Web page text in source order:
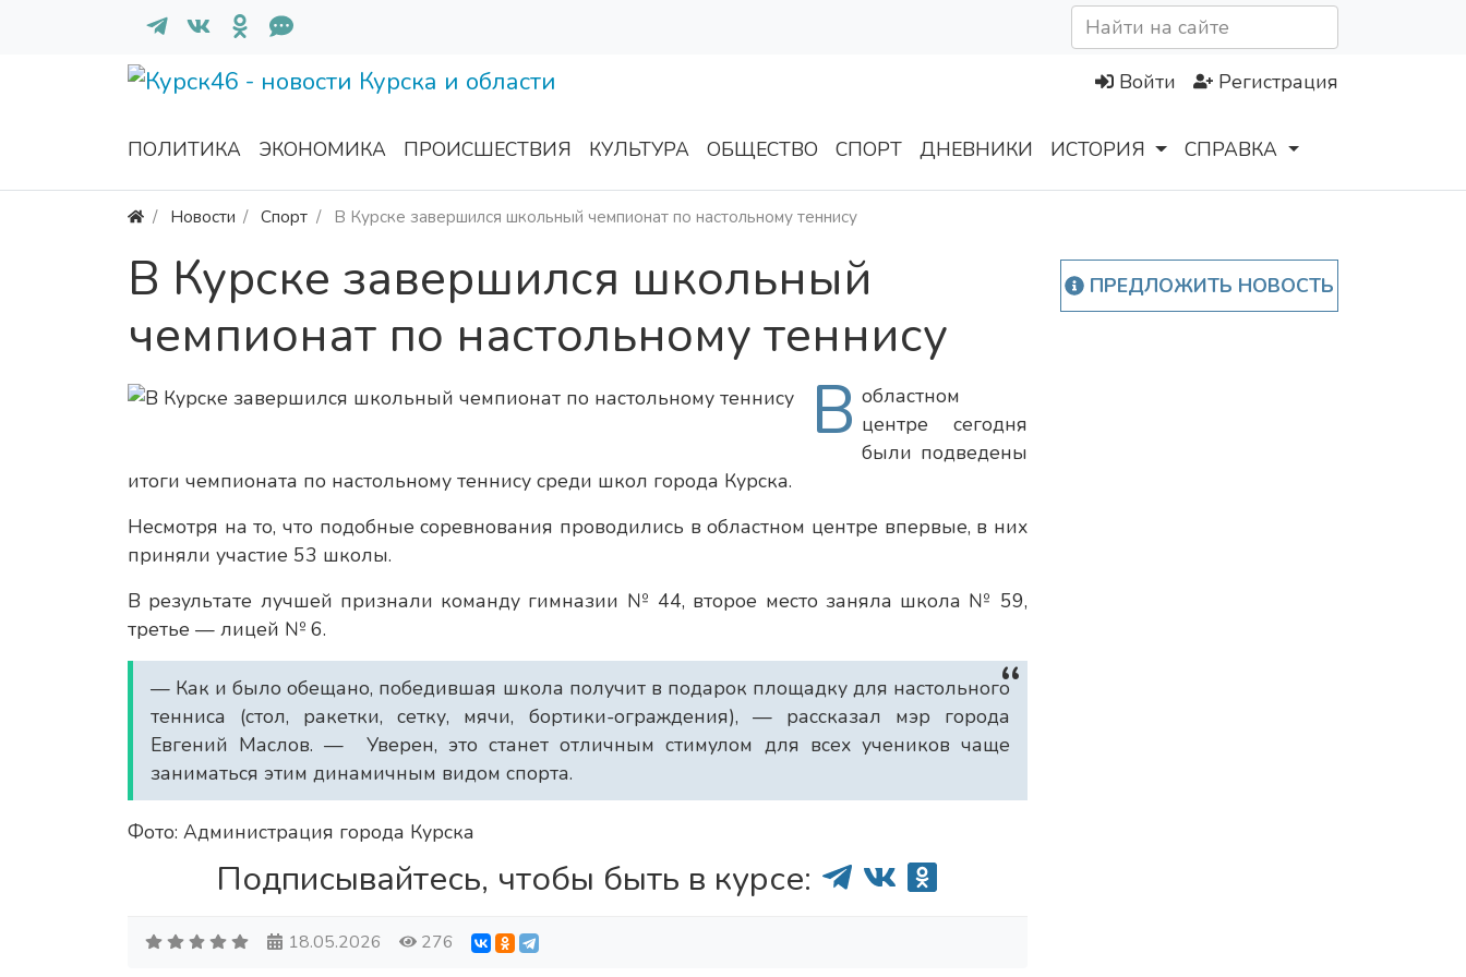
Войти Регистрация
ПОЛИТИКА ЭКОНОМИКА ПРОИСШЕСТВИЯ КУЛЬТУРА ОБЩЕСТВО СПОРТ ДНЕВНИКИ ИСТОРИЯ СПРАВКА
Новости Спорт В Курске завершился школьный чемпионат по настольному теннису
В Курске завершился школьный
чемпионат по настольному теннису
В областном
центре сегодня
были подведены
итоги чемпионата по настольному теннису среди школ города Курска.
Несмотря на то, что подобные соревнования проводились в областном центре впервые, в них
приняли участие 53 школы.
В результате лучшей признали команду гимназии № 44, второе место заняла школа № 59,
третье — лицей № 6.
— Как и было обещано, победившая школа получит в подарок площадку для настольного
тенниса (стол, ракетки, сетку, мячи, бортики-ограждения), — рассказал мэр города
Евгений Маслов. — Уверен, это станет отличным стимулом для всех учеников чаще
заниматься этим динамичным видом спорта.
Фото: Администрация города Курска
Подписывайтесь, чтобы быть в курсе:
18.05.2026 276
ПРЕДЛОЖИТЬ НОВОСТЬ